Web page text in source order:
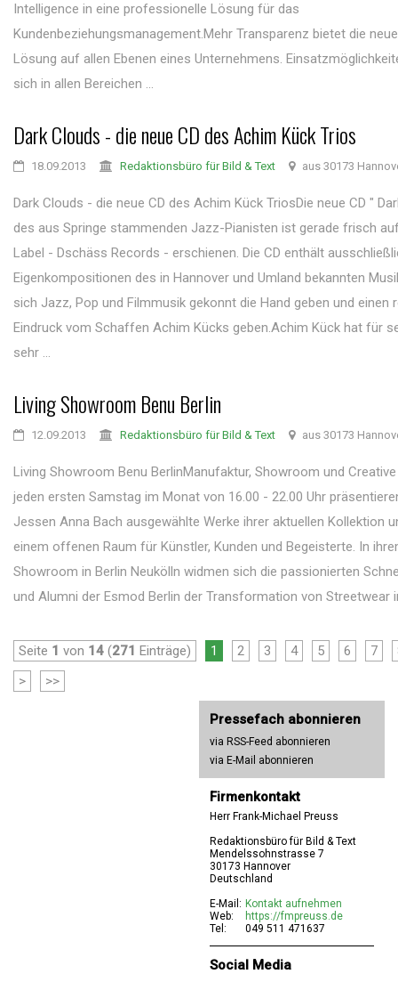
Intelligence in eine professionelle Lösung für das
Kundenbeziehungsmanagement.Mehr Transparenz bietet die
Lösung auf allen Ebenen eines Unternehmens.
sich in allen Bereichen ...
Dark Clouds - die neue CD des Achim Kück Trios
18.09.2013 Redaktionsbüro für Bild & Text aus 30173
Dark Clouds - die neue CD des Achim Kück TriosDie neue CD "
des aus Springe stammenden Jazz-Pianisten ist gerade frisch
Label - Dschäss Records - erschienen. Die CD enthält
Eigenkompositionen des in Hannover und Umland bekannten
sich Jazz, Pop und Filmmusik gekonnt die Hand geben und einen
Eindruck vom Schaffen Achim Kücks geben.Achim Kück hat für
sehr ...
Living Showroom Benu Berlin
12.09.2013 Redaktionsbüro für Bild & Text aus 30173
Living Showroom Benu BerlinManufaktur, Showroom und
jeden ersten Samstag im Monat von 16.00 - 22.00 Uhr
Jessen Anna Bach ausgewählte Werke ihrer aktuellen Kollektion
einem offenen Raum für Künstler, Kunden und Begeisterte. In
Showroom in Berlin Neukölln widmen sich die passionierten
und Alumni der Esmod Berlin der Transformation von Streetwear
Seite 1 von 14 (271 Einträge) 1 2 3 4 5 6 7
>
>>
Pressefach abonnieren
via RSS-Feed abonnieren
via E-Mail abonnieren
Firmenkontakt
Herr Frank-Michael Preuss
Redaktionsbüro für Bild & Text
Mendelssohnstrasse 7
30173 Hannover
Deutschland
E-Mail: Kontakt aufnehmen
Web:
https://fmpreuss.de
Tel:
049 511 471637
Social Media